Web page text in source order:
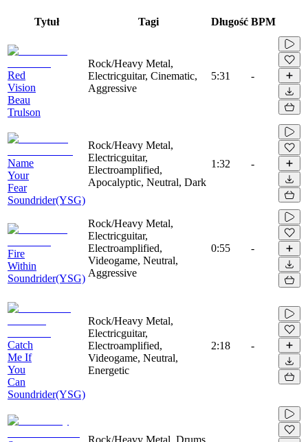
Tytuł Tagi Długość BPM
Red
Vision
Beau
Trulson
Rock/Heavy Metal,
Electricguitar, Cinematic,
Aggressive
5:31 -
Name
Your
Fear
Soundrider(YSG)
Rock/Heavy Metal,
Electricguitar,
Electroamplified,
Apocalyptic, Neutral, Dark
1:32 -
Fire
Within
Soundrider(YSG)
Rock/Heavy Metal,
Electricguitar,
Electroamplified,
Videogame, Neutral,
Aggressive
0:55 -
Catch
Me If
You
Can
Soundrider(YSG)
Rock/Heavy Metal,
Electricguitar,
Electroamplified,
Videogame, Neutral,
Energetic
2:18 -
Rock/Heavy Metal, Drums,